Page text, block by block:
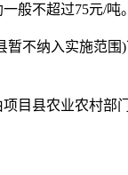
般不超过75元/吨。
不纳入实施范围
目县农业农村部门